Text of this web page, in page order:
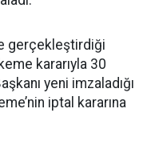
gerçekleştirdiği
kararıyla 30
yeni imzaladığı
iptal kararına